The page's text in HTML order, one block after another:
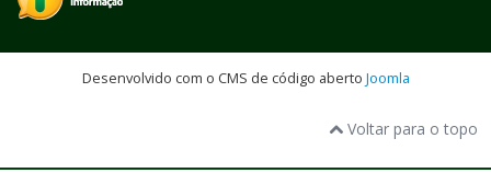
Desenvolvido com o CMS de código aberto Joomla
Voltar para o topo